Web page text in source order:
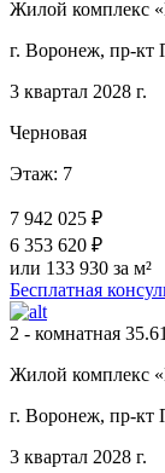
Жилой комплекс
г. Воронеж, пр-кт
3 квартал 2028 г.
Черновая
Этаж: 7
7 942 025 ₽
6 353 620 ₽
или 133 930 за м²
Бесплатная
2 - комнатная
Жилой комплекс
г. Воронеж, пр-кт
3 квартал 2028 г.